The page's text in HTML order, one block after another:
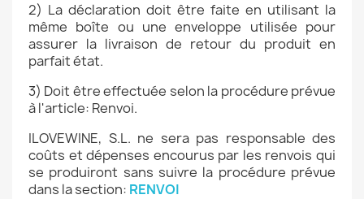
2) La déclaration doit être faite en utilisant la
même boîte ou une enveloppe utilisée pour
assurer la livraison de retour du produit en
parfait état.
3) Doit être effectuée selon la procédure prévue
à l'article: Renvoi.
ILOVEWINE, S.L. ne sera pas responsable des
coûts et dépenses encourus par les renvois qui
se produiront sans suivre la procédure prévue
dans la section: RENVOI